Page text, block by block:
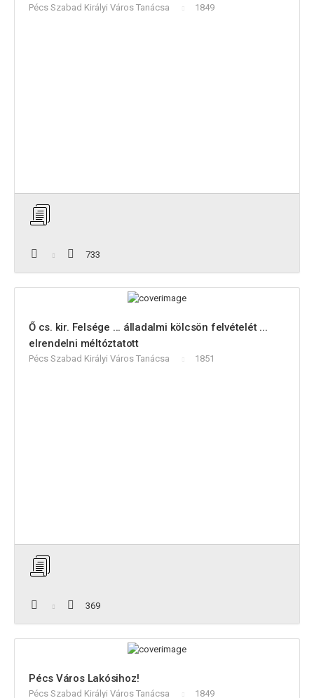
Pécs Szabad Királyi Város Tanácsa 1849
733
Ő cs. kir. Felsége ... álladalmi kölcsön felvételét ...
elrendelni méltóztatott
Pécs Szabad Királyi Város Tanácsa 1851
369
Pécs Város Lakósihoz!
Pécs Szabad Királyi Város Tanácsa 1849